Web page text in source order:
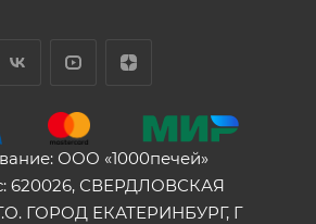
ООО «1000печей»
620026, СВЕРДЛОВСКАЯ
ГОРОД ЕКАТЕРИНБУРГ, Г